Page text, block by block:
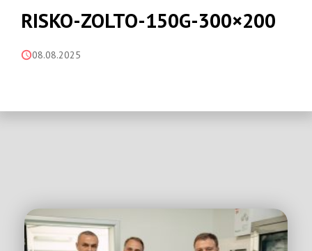
RISKO-ZOLTO-150G-300×200
08.08.2025